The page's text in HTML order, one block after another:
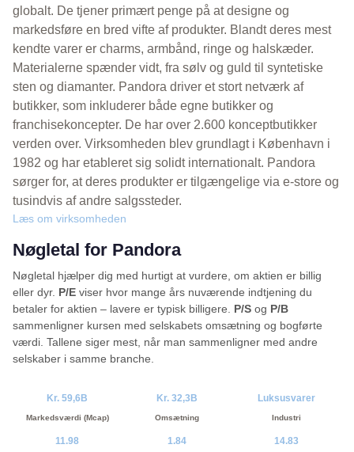
globalt. De tjener primært penge på at designe og
markedsføre en bred vifte af produkter. Blandt deres mest
kendte varer er charms, armbånd, ringe og halskæder.
Materialerne spænder vidt, fra sølv og guld til syntetiske
sten og diamanter. Pandora driver et stort netværk af
butikker, som inkluderer både egne butikker og
franchisekoncepter. De har over 2.600 konceptbutikker
verden over. Virksomheden blev grundlagt i København i
1982 og har etableret sig solidt internationalt. Pandora
sørger for, at deres produkter er tilgængelige via e-store og
tusindvis af andre salgssteder.
Læs om virksomheden
Nøgletal for Pandora
Nøgletal hjælper dig med hurtigt at vurdere, om aktien er billig
eller dyr. P/E viser hvor mange års nuværende indtjening du
betaler for aktien – lavere er typisk billigere. P/S og P/B
sammenligner kursen med selskabets omsætning og bogførte
værdi. Tallene siger mest, når man sammenligner med andre
selskaber i samme branche.
Kr. 59,6B
Markedsværdi (Mcap)
Kr. 32,3B
Omsætning
Luksusvarer
Industri
11.98 1.84 14.83